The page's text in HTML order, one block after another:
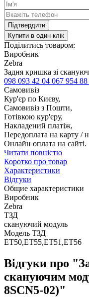
Підтвердити
Купити в один клік
Поділитись товаром:
Виробник
Zebra
Задня кришка зі
098 093 42 04 067 954 88
Самовивіз
Кур'єр по Києву,
Самовивіз з Пошти,
Готівкою кур'єру,
Накладений платіж,
Передоплата на карту /
Онлайн оплата на сайті.
Читати повністю
Коротко про товар
Характеристики
Відгуки
Общие характеристики
Виробник
Zebra
ТЗД
скануючий модуль
Модель ТЗД
ET50,ET55,ET51,ET56
Відгуки про
скануючим
8SCN5-02)"